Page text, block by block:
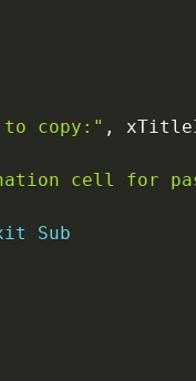
copy:" ,
cell for
Sub